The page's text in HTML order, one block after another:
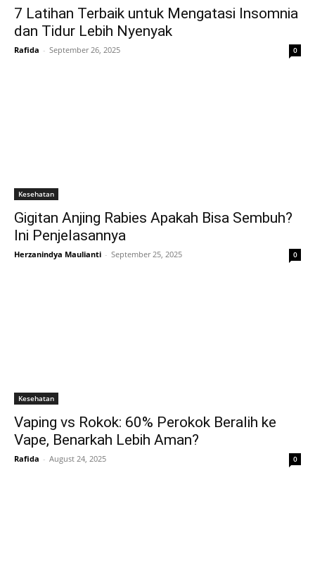
7 Latihan Terbaik untuk Mengatasi Insomnia
dan Tidur Lebih Nyenyak
Rafida - September 26, 2025 0
Kesehatan
Gigitan Anjing Rabies Apakah Bisa Sembuh?
Ini Penjelasannya
Herzanindya Maulianti - September 25, 2025 0
Kesehatan
Vaping vs Rokok: 60% Perokok Beralih ke
Vape, Benarkah Lebih Aman?
Rafida - August 24, 2025 0